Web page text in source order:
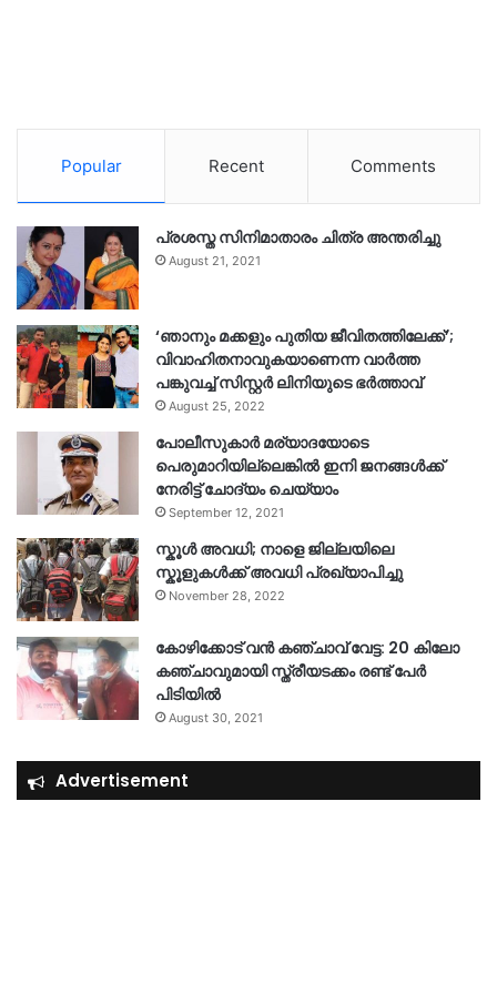
Popular Recent Comments
പ്രശസ്ത സിനിമാതാരം ചിത്ര അന്തരിച്ചു
August 21, 2021
‘ഞാനും മക്കളും പുതിയ ജീവിതത്തിലേക്ക്’;
വിവാഹിതനാവുകയാണെന്ന വാർത്ത
പങ്കുവച്ച് സിസ്റ്റർ ലിനിയുടെ ഭർത്താവ്
August 25, 2022
പോലീസുകാര്‍ മര്യാദയോടെ
പെരുമാറിയില്ലെങ്കില്‍ ഇനി ജനങ്ങള്‍ക്ക്
നേരിട്ട് ചോദ്യം ചെയ്യാം
September 12, 2021
സ്കൂൾ അവധി; നാളെ ജില്ലയിലെ
സ്കൂളുകൾക്ക് അവധി പ്രഖ്യാപിച്ചു
November 28, 2022
കോഴിക്കോട് വൻ കഞ്ചാവ് വേട്ട: 20 കിലോ
കഞ്ചാവുമായി സ്ത്രീയടക്കം രണ്ട് പേർ
പിടിയിൽ
August 30, 2021
Advertisement